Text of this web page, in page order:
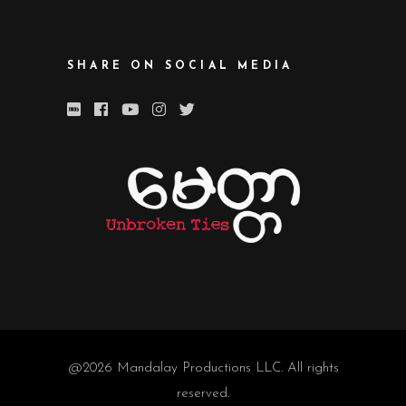
SHARE ON SOCIAL MEDIA
@2026 Mandalay Productions LLC. All rights
reserved.